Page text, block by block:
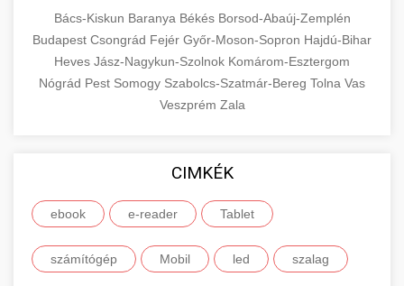
Bács-Kiskun Baranya Békés Borsod-Abaúj-Zemplén
Budapest Csongrád Fejér Győr-Moson-Sopron Hajdú-Bihar
Heves Jász-Nagykun-Szolnok Komárom-Esztergom
Nógrád Pest Somogy Szabolcs-Szatmár-Bereg Tolna Vas
Veszprém Zala
CIMKÉK
ebook e-reader Tablet
számítógép Mobil led szalag